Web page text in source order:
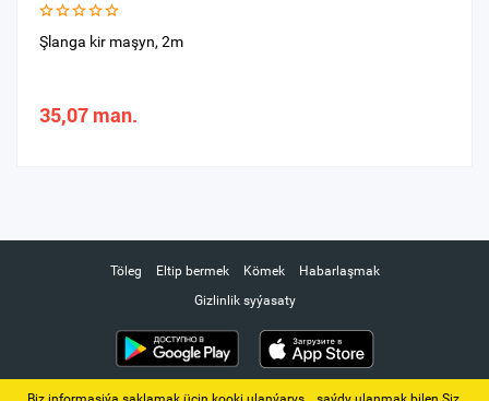
Şlanga kir maşyn, 2m
35,07 man.
Töleg Eltip bermek Kömek
Habarlaşmak
Gizlinlik syýasaty